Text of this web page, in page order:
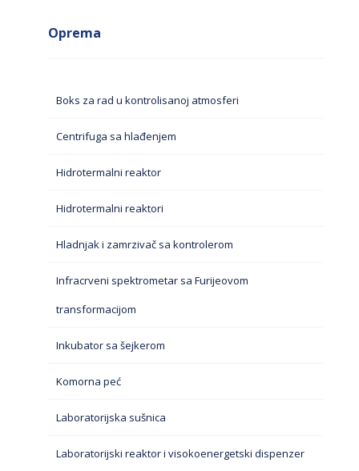
Oprema
Boks za rad u kontrolisanoj atmosferi
Centrifuga sa hlađenjem
Hidrotermalni reaktor
Hidrotermalni reaktori
Hladnjak i zamrzivač sa kontrolerom
Infracrveni spektrometar sa Furijeovom
transformacijom
Inkubator sa šejkerom
Komorna peć
Laboratorijska sušnica
Laboratorijski reaktor i visokoenergetski dispenzer